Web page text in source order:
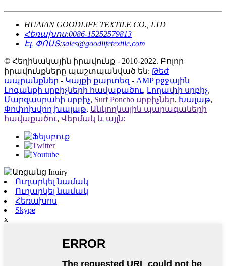
HUAIAN GOODLIFE TEXTILE CO., LTD
Հեռախոս:0086-15252579813
Էլ. ՓՈՍՏ:sales@goodlifetextile.com
© Հեղինակային իրավունք - 2010-2022. Բոլոր
իրավունքները պաշտպանված են: Թեժ
ապրանքներ - Կայքի քարտեզ - AMP բջջային
Լոգանքի սրբիչների հավաքածու, Լողափի սրբիչ,
Մարզասրահի սրբիչ, Surf Poncho սրբիչներ, Խալաթ,
Փոփոխվող խալաթ, Անկողնային պարագաների
հավաքածու, Վերմակ և այլն:
Ուղարկել նամակ
Ուղարկել նամակ
Հեռախոս
Skype
x